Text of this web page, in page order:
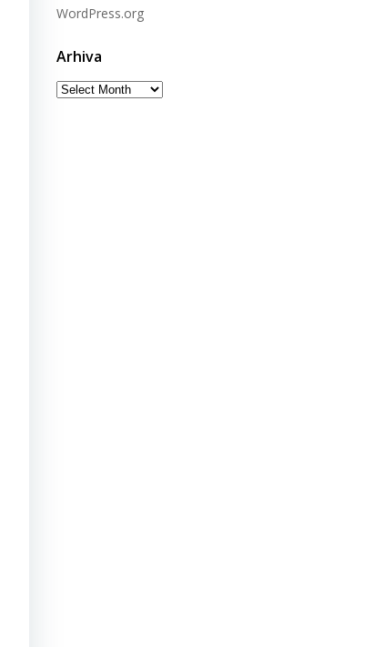
WordPress.org
Arhiva
Arhiva